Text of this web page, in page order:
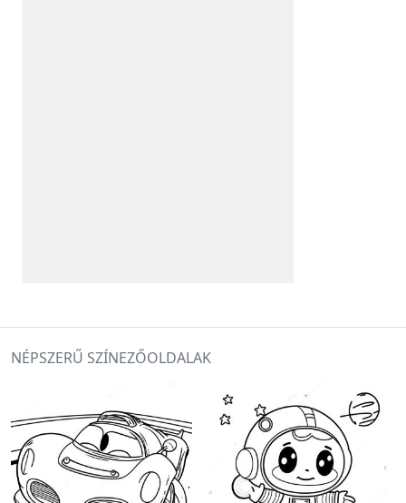
NÉPSZERŰ SZÍNEZŐOLDALAK